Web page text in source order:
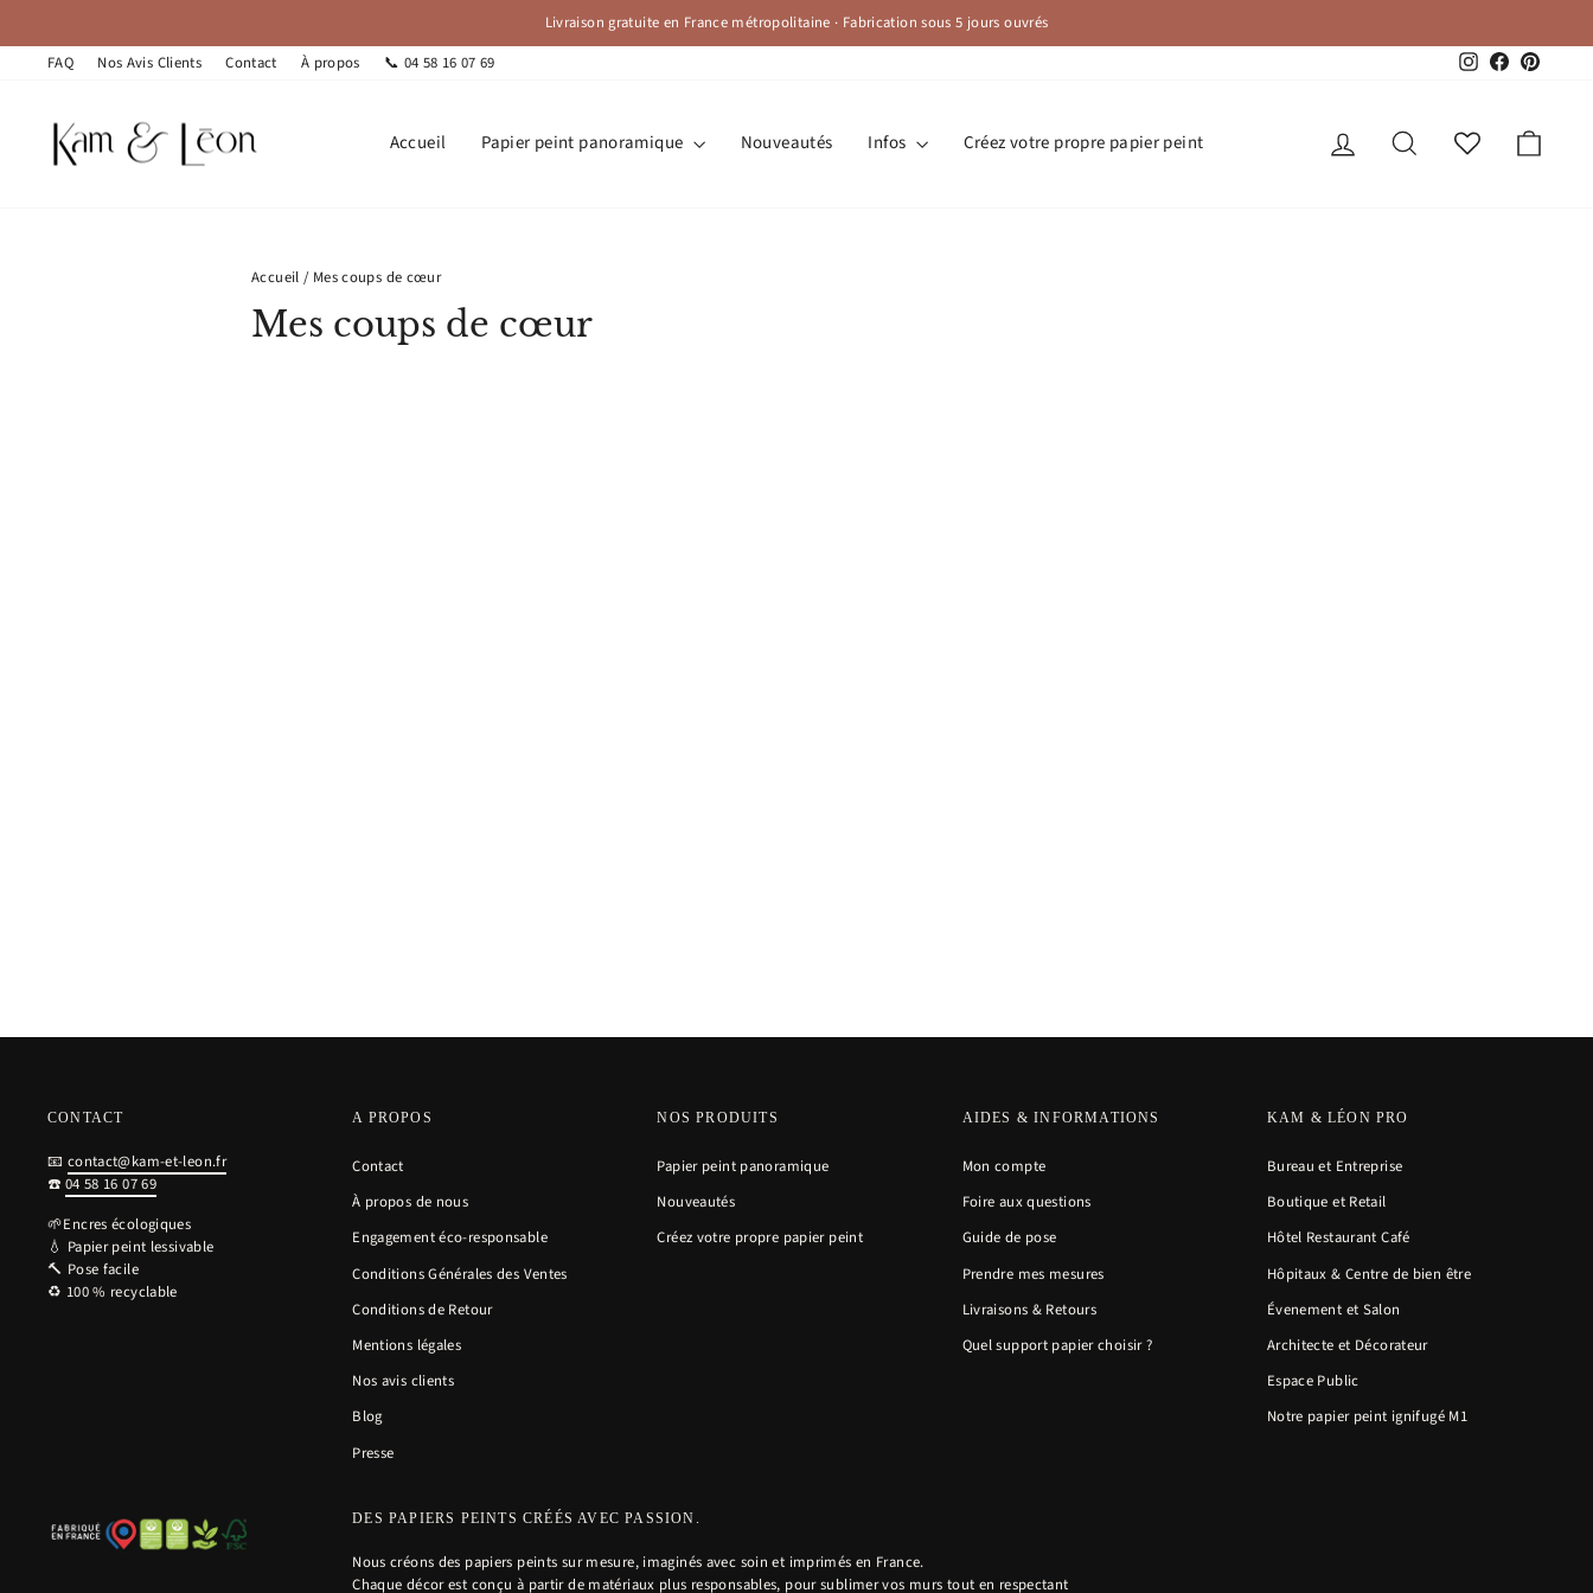
contenu
Diaporama
Livraison gratuite en France métropolitaine · Fabrication sous 5 jours ouvrés
FAQ
Nos Avis Clients Contact À propos 📞 04 58 16 07 69 Instagram
Facebook
Accueil Papier peint panoramique Nouveautés Infos Créez votre propre papier peint Se connecterRechercher
Accueil / Mes coups de cœur
Mes coups de cœur
CONTACT
📧 contact@kam-et-leon.fr
☎️ 04 58 16 07 69
🌱Encres écologiques
💧 Papier peint lessivable
🔨 Pose facile
♻️ 100 % recyclable
A PROPOS
Contact
À propos de nous
Engagement éco-responsable
Conditions Générales des Ventes
Conditions de Retour
Mentions légales
Nos avis clients
Blog
Presse
NOS PRODUITS
Papier peint panoramique
Nouveautés
Créez votre propre papier peint
AIDES & INFORMATIONS
Mon compte
Foire aux questions
Guide de pose
Prendre mes mesures
Livraisons & Retours
Quel support papier choisir ?
KAM & LÉON PRO
Bureau et Entreprise
Boutique et Retail
Hôtel Restaurant Café
Hôpitaux & Centre de bien être
Évenement et Salon
Architecte et Décorateur
Espace Public
Notre papier peint ignifugé M1
DES PAPIERS PEINTS CRÉÉS AVEC PASSION.
Nous créons des papiers peints sur mesure, imaginés avec soin et imprimés en France.
Chaque décor est conçu à partir de matériaux plus responsables, pour sublimer vos murs tout en respectant